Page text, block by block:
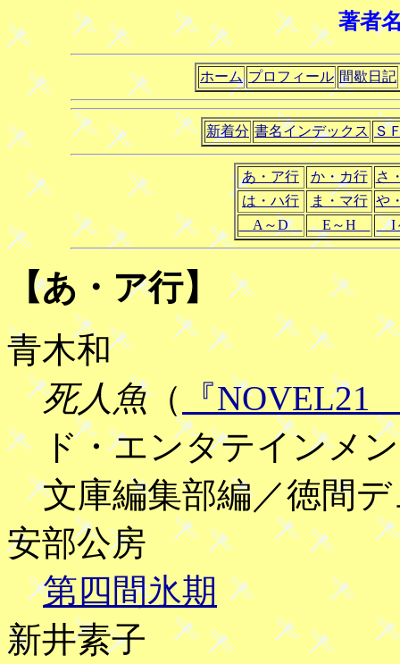
著者
ホーム プロフィール 間歇日記
新着分 書名インデックス Ｓ
あ・ア行 か・カ行
さ
は・ハ行
ま・マ行 や
A～D
E～H I
【あ・ア行】
青木和
死人魚（
『
ド・エンタテインメ
文庫編集部編／徳間
安部公房
第四間氷期
新井素子